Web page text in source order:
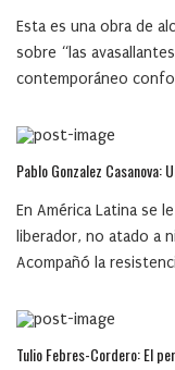
Esta es una obra de
sobre “las
contemporáneo
Pablo Gonzalez Casanova:
En América Latina se
liberador, no atado a
Acompañó la
Tulio Febres-Cordero: El